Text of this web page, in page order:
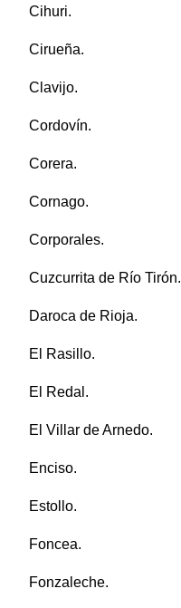
Cihuri.
Cirueña.
Clavijo.
Cordovín.
Corera.
Cornago.
Corporales.
Cuzcurrita de Río Tirón.
Daroca de Rioja.
El Rasillo.
El Redal.
El Villar de Arnedo.
Enciso.
Estollo.
Foncea.
Fonzaleche.